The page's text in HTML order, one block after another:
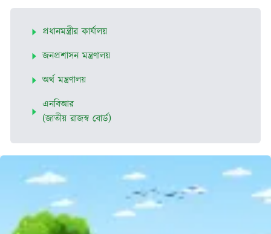
প্রধানমন্ত্রীর কার্যালয়
জনপ্রশাসন মন্ত্রণালয়
অর্থ মন্ত্রণালয়
এনবিআর
(জাতীয় রাজস্ব বোর্ড)